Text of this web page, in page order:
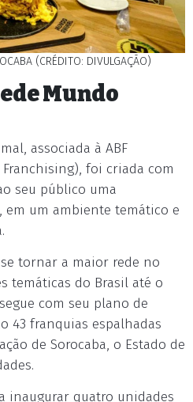
(CRÉDITO: DIVULGAÇÃO)
Mundo
associada à ABF
foi criada com
seu público uma
em um ambiente temático e
tornar a maior rede no
temáticas do Brasil até o
com seu plano de
43 franquias espalhadas
de Sorocaba, o Estado de
inaugurar quatro unidades